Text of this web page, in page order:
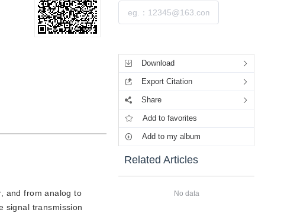
and from analog to
signal transmission
Download
Export Citation
Share
Add to favorites
Add to my album
Related Articles
No data